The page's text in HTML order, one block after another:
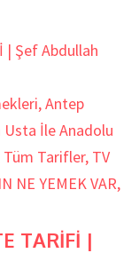
,Antep
Usta İle Anadolu
Tüm Tarifler, TV
NE YEMEK VAR,
TARİFİ |